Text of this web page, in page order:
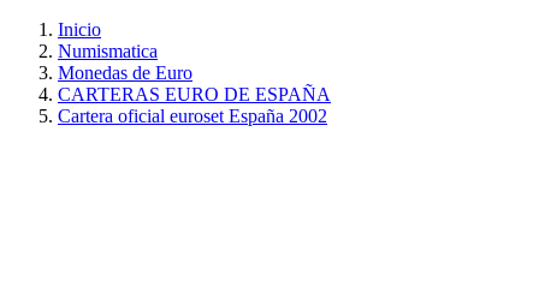
Inicio
Numismatica
Monedas de Euro
CARTERAS EURO DE ESPAÑA
Cartera oficial euroset España 2002